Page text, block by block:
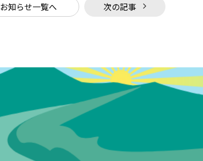
お知らせ一覧へ 次の記事